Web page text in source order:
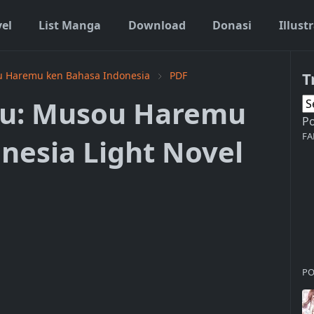
List Manga Download Donasi
ken Bahasa Indonesia PDF
Musou Haremu
Light Novel